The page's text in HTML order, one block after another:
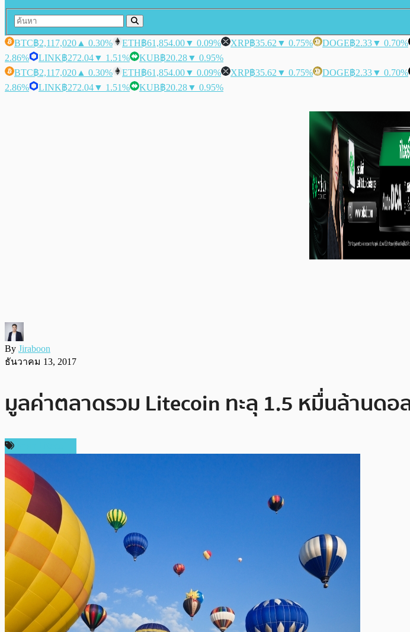
BTC฿2,117,020 ▲ 0.30% ETH฿61,854.00▼ 0.09% XRP฿35.62 ▼ 0.75% DOGE฿2.33▼ 0.70%
2.86%
LINK฿272.04▼ 1.51% KUB฿20.28▼ 0.95%
BTC฿2,117,020 ▲ 0.30% ETH฿61,854.00▼ 0.09% XRP฿35.62 ▼ 0.75% DOGE฿2.33▼ 0.70%
2.86%
LINK฿272.04▼ 1.51% KUB฿20.28▼ 0.95%
By Jiraboon
ธันวาคม 13, 2017
มูลค่าตลาดรวม Litecoin ทะลุ 1.5 หมื่นล้านดอ